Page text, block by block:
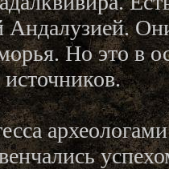
Андалузией.
Но это в